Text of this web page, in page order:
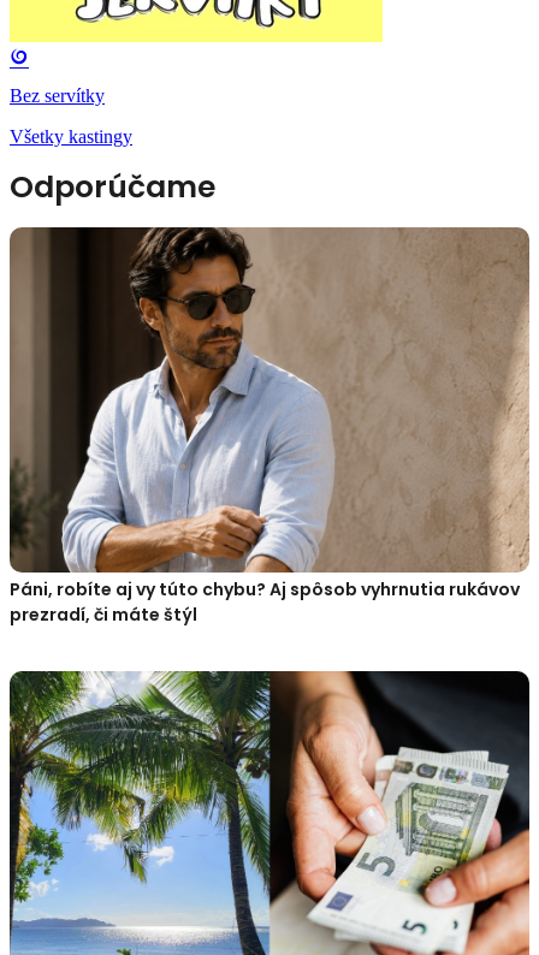
Bez servítky
Všetky kastingy
Odporúčame
Páni, robíte aj vy túto chybu? Aj spôsob vyhrnutia rukávov
prezradí, či máte štýl